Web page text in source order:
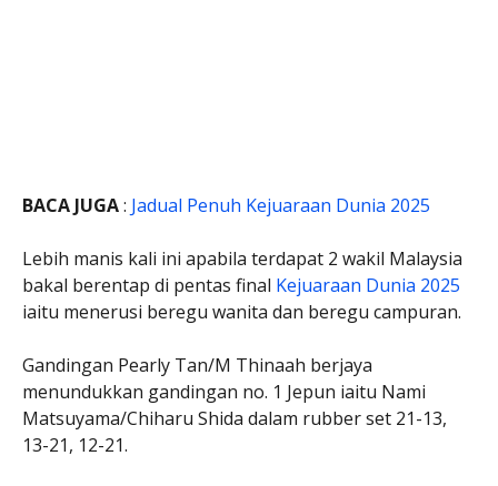
BACA JUGA: Jadual Penuh Kejuaraan Dunia 2025
Lebih manis kali ini apabila terdapat 2 wakil Malaysia
bakal berentap di pentas final Kejuaraan Dunia 2025
iaitu menerusi beregu wanita dan beregu campuran.
Gandingan Pearly Tan/M Thinaah berjaya
menundukkan gandingan no. 1 Jepun iaitu Nami
Matsuyama/Chiharu Shida dalam rubber set 21-13,
13-21, 12-21.